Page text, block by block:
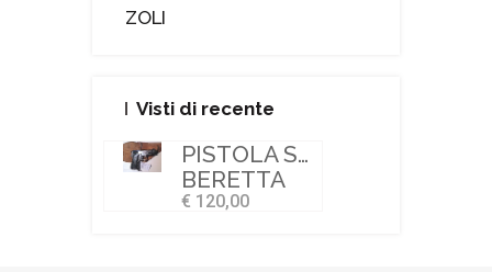
ZOLI
Visti di recente
PISTOLA SEMIAUTOMATICA
BERETTA
€ 120,00